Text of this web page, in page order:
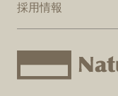
採用情報